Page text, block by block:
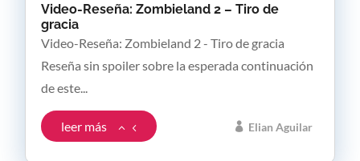
Video-Reseña: Zombieland 2 – Tiro de
gracia
Elian Aguilar
Video-Reseña: Zombieland 2 - Tiro de gracia
Reseña sin spoiler sobre la esperada continuación
de este...
leer más